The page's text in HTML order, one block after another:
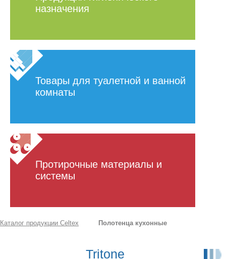
назначения
Товары для туалетной и ванной
комнаты
Протирочные материалы и
системы
Каталог продукции Celtex Полотенца кухонные
Tritone